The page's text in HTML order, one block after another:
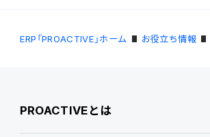
ERP「PROACTIVE」ホーム お役立ち情報
PROACTIVEとは